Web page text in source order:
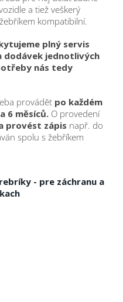
a tiež veškerý
kompatibilní.
plný servis
dodávek jednotlivých
nás tedy
provádět po každém
6 měsíců. O provedení
provést zápis např. do
spolu s žebříkem
- pre záchranu a